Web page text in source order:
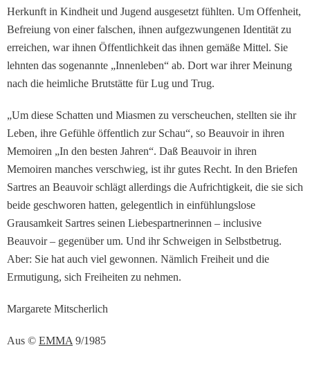
Herkunft in Kindheit und Jugend ausgesetzt fühlten. Um Offenheit,
Befreiung von einer falschen, ihnen aufge­zwungenen Identität zu
errei­chen, war ihnen Öffentlich­keit das ihnen gemäße Mittel. Sie
lehnten das sogenannte „Innenleben“ ab. Dort war ihrer Meinung
nach die heim­liche Brutstätte für Lug und Trug.
„Um diese Schatten und Miasmen zu verscheuchen, stellten sie ihr
Leben, ihre Ge­fühle öffentlich zur Schau“, so Beauvoir in ihren
Memoiren „In den besten Jahren“. Daß Beauvoir in ihren
Memoiren manches verschwieg, ist ihr gutes Recht. In den Briefen
Sartres an Beauvoir schlägt allerdings die Aufrichtigkeit, die sie sich
beide geschworen hatten, gelegentlich in einfühlungslose
Grausamkeit Sar­tres seinen Liebespartnerinnen – inclusive
Beauvoir – ge­genüber um. Und ihr Schweigen in Selbstbetrug.
Aber: Sie hat auch viel gewonnen. Näm­lich Freiheit und die
Ermuti­gung, sich Freiheiten zu neh­men.
Margarete Mitscherlich
Aus © EMMA 9/1985